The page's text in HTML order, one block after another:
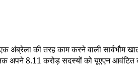
की तरह काम करने वाली सार्वभौम
अपने8.11करोड़ सदस्यों को यूएएन